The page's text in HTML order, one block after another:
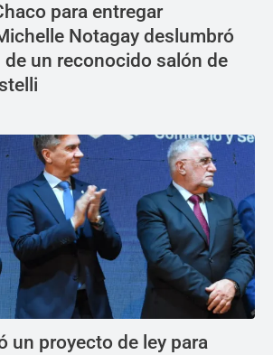
para entregar
Notagay deslumbró
un reconocido salón de
un proyecto de ley para